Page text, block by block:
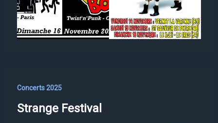
Concerts 2025
Strange Festival